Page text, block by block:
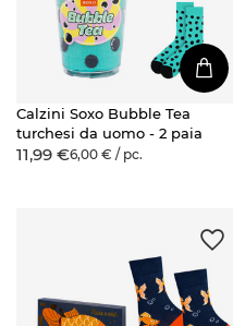
Calzini Soxo Bubble Tea
turchesi da uomo - 2 paia
11,99 €6,00 € / pc.